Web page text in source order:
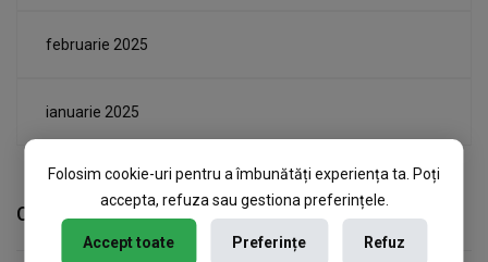
februarie 2025
ianuarie 2025
Categories
Folosim cookie-uri pentru a îmbunătăți experiența ta. Poți
accepta, refuza sau gestiona preferințele.
Accept toate Preferințe Refuz